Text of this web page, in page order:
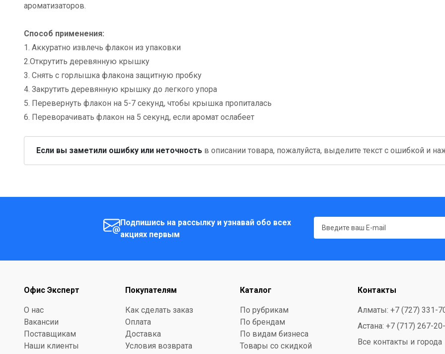
ароматизаторов.
Способ применения:
1. Аккуратно извлечь флакон из упаковки
2.Открутить деревянную крышку
3. Снять с горлышка флакона защитную пробку
4. Закрутить деревянную крышку до легкого упора
5. Перевернуть флакон на 5-7 секунд, чтобы крышка пропиталась
6. Переворачивать флакон на 5 секунд, если аромат ослабеет
Если вы заметили ошибку или неточность в описании товара, пожалуйста, выделите текст с ошибкой и
Подпишись на рассылку и узнавай обо всех
акциях первым
Офис Эксперт
О нас
Вакансии
Поставщикам
Наши клиенты
Покупателям
Как сделать заказ
Оплата
Доставка
Условия возврата
Каталог
По рубрикам
По брендам
По видам бизнеса
Товары со скидкой
Контакты
Алматы: +7 (727) 331-
Астана: +7 (717) 267-
Все контакты и города